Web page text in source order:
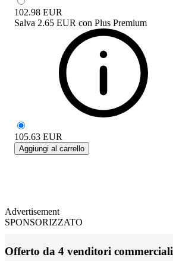
102.98 EUR
Salva 2.65 EUR con Plus Premium
105.63 EUR
Aggiungi al carrello
Advertisement
SPONSORIZZATO
Offerto da 4 venditori commerciali